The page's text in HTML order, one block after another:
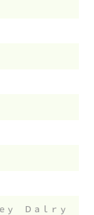
ｙ Ｄａｌｒｙ